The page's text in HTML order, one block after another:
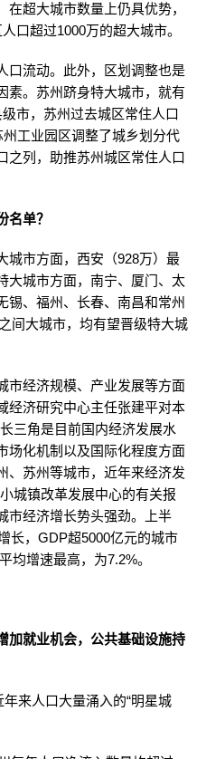
超大城市数量上仍具优势，
口超过1000万的超大城市。
口流动。此外，区划调整也是
素。苏州跻身特大城市，就有
市，苏州过去城区常住人口
工业园区调整了城乡划分代
之列，助推苏州城区常住人口
名单？
城市方面，西安（928万）最
大城市方面，南宁、厦门、太
锡、福州、长春、南昌和常州
间大城市，均有望晋级特大城
市经济规模、产业发展等方面
经济研究中心主任张建平对本
三角是目前国内经济发展水
场化机制以及国际化程度方面
、苏州等城市，近年来经济发
城镇改革发展中心的有关报
市经济增长势头强劲。上半
长，GDP超5000亿元的城市
均增速最高，为7.2%。
就业机会，公共基础设施持
来人口大量涌入的“明星城